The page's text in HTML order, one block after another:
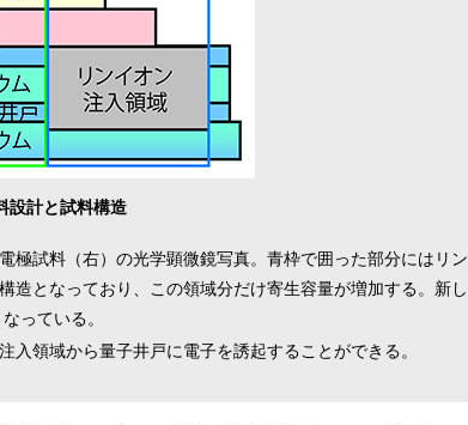
設計と試料構造
極試料（右）の光学顕微鏡写真。青枠で囲った部分にはリン
造となっており、この領域分だけ寄生容量が増加する。新し
っている。
領域から量子井戸に電子を誘起することができる。